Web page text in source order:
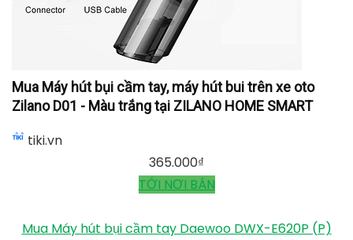
Mua Máy hút bụi cầm tay, máy hút bui trên xe oto
Zilano D01 - Màu trắng tại ZILANO HOME SMART
tiki.vn
365.000₫
TỚI NƠI BÁN
Mua Máy hút bụi cầm tay Daewoo DWX-E620P (P)